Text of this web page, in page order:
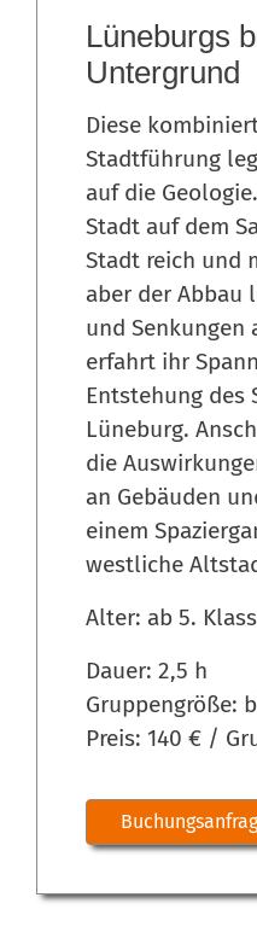
Lüneburgs
Untergrund
Diese
Stadtführung
auf die
Stadt auf dem
Stadt reich und
aber der Abbau
und Senkungen
erfahrt ihr
Entstehung des
Lüneburg.
die
an Gebäuden
einem
westliche
Alter: ab 5.
Dauer: 2,5 h
Gruppengröße:
Preis: 140 € /